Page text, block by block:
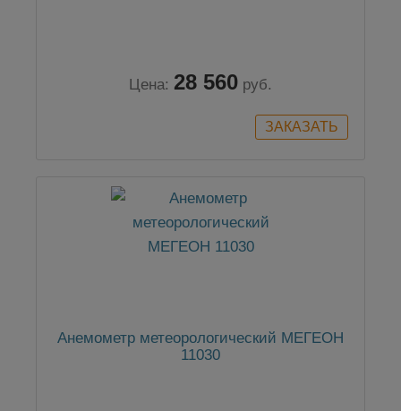
Цена: 28 560 руб.
Анемометр метеорологический МЕГЕОН
11030